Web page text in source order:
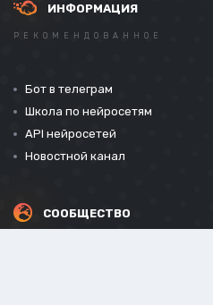
ИНФОРМАЦИЯ
РЕКОМЕНДОВАННОЕ
Бот в телеграм
Школа по нейросетям
API нейросетей
Новостной канал
СООБЩЕСТВО